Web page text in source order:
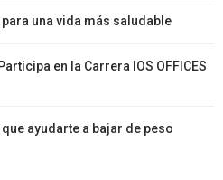
una vida más saludable
en la Carrera IOS OFFICES
ayudarte a bajar de peso